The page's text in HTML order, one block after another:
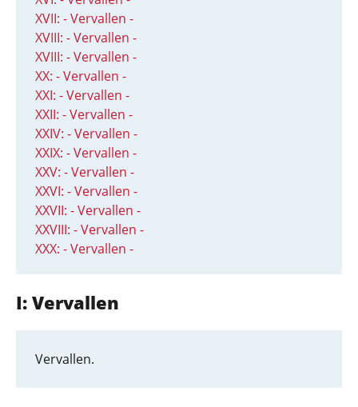
XVII: - Vervallen -
XVIII: - Vervallen -
XVIII: - Vervallen -
XX: - Vervallen -
XXI: - Vervallen -
XXII: - Vervallen -
XXIV: - Vervallen -
XXIX: - Vervallen -
XXV: - Vervallen -
XXVI: - Vervallen -
XXVII: - Vervallen -
XXVIII: - Vervallen -
XXX: - Vervallen -
I: Vervallen
Vervallen.